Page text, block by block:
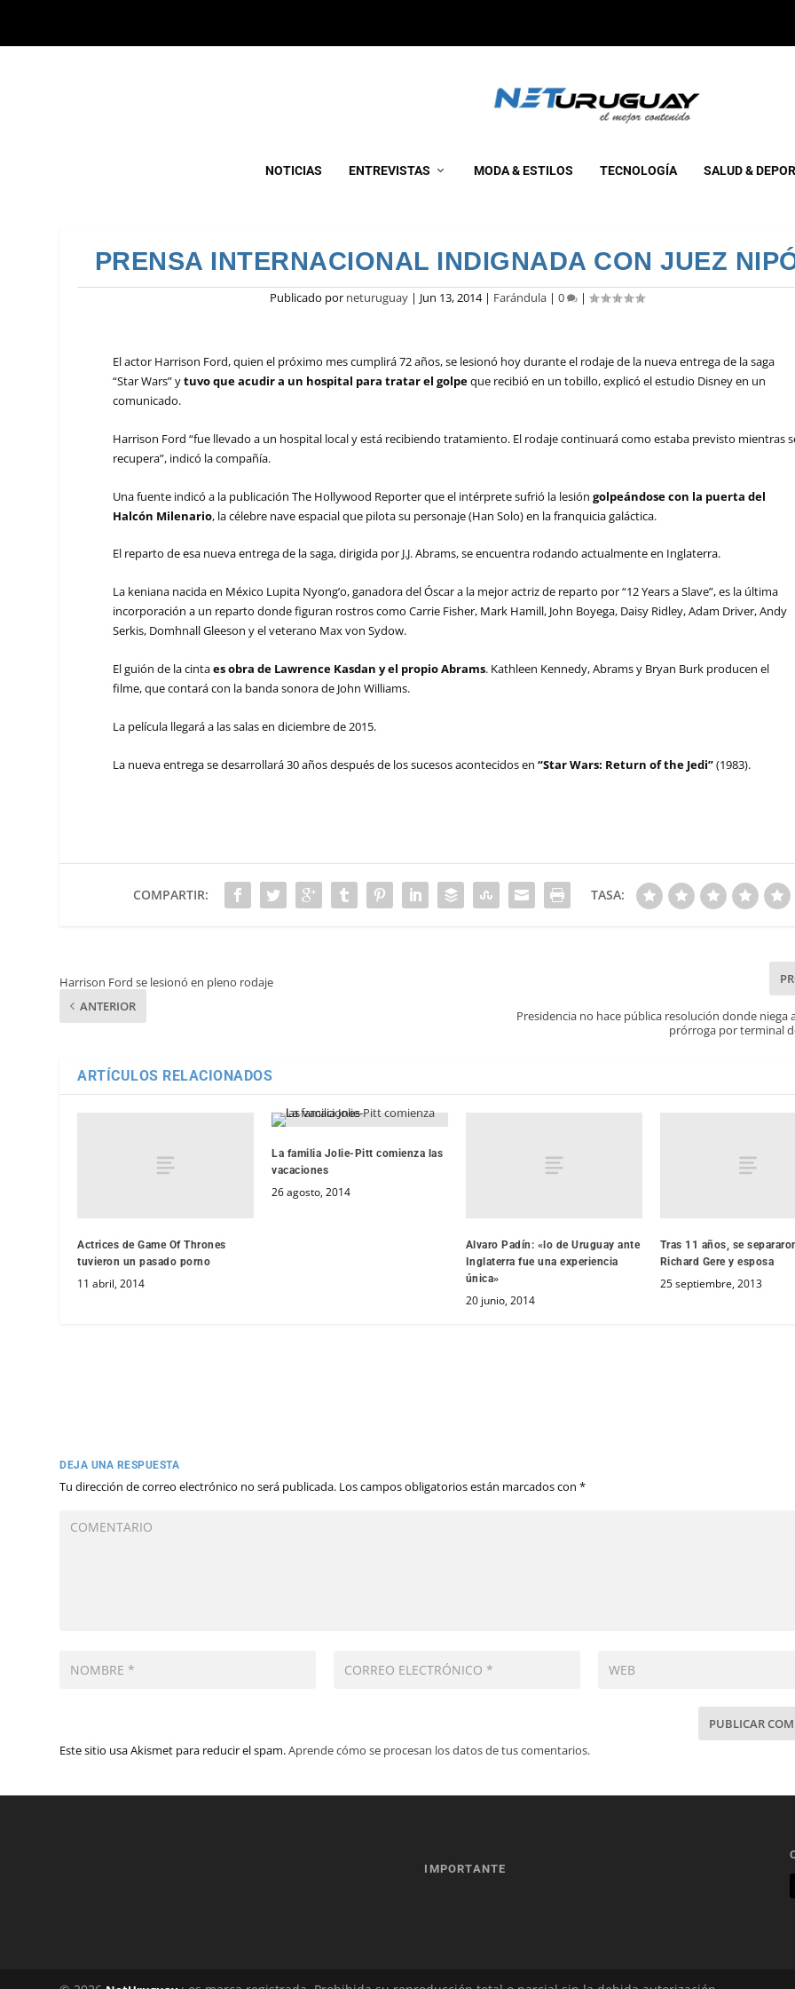
NOTICIAS ENTREVISTAS MODA & ESTILOS TECNOLOGÍA SALUD &
PRENSA INTERNACIONAL INDIGNADA CON JUEZ
Publicado por neturuguay| Jun 13, 2014| Farándula| 0 |
El actor Harrison Ford, quien el próximo mes cumplirá 72 años, se lesionó hoy durante el rodaje de la nueva entrega de la saga
“Star Wars” ytuvo que acudir a un hospital para tratar el golpeque recibió en un tobillo, explicó el estudio Disney en un
comunicado.
Harrison Ford “fue llevado a un hospital local y está recibiendo tratamiento. El rodaje continuará como estaba previsto mientras
recupera”, indicó la compañía.
Una fuente indicó a la publicación The Hollywood Reporter que el intérprete sufrió la lesióngolpeándose con la puerta del
Halcón Milenario, la célebre nave espacial que pilota su personaje (Han Solo) en la franquicia galáctica.
El reparto de esa nueva entrega de la saga, dirigida por J.J. Abrams, se encuentra rodando actualmente en Inglaterra.
La keniana nacida en México Lupita Nyong’o, ganadora del Óscar a la mejor actriz de reparto por “12 Years a Slave”, es la última
incorporación a un reparto donde figuran rostros como Carrie Fisher, Mark Hamill, John Boyega, Daisy Ridley, Adam Driver, Andy
Serkis, Domhnall Gleeson y el veterano Max von Sydow.
El guión de la cintaes obra de Lawrence Kasdan y el propio Abrams. Kathleen Kennedy, Abrams y Bryan Burk producen el
filme, que contará con la banda sonora de John Williams.
La película llegará a las salas en diciembre de 2015.
La nueva entrega se desarrollará 30 años después de los sucesos acontecidos en“Star Wars: Return of the Jedi”(1983).
COMPARTIR: TASA:
Harrison Ford se lesionó en pleno rodaje
ANTERIOR
Presidencia no hace pública resolución donde niega
prórroga por terminal
ARTÍCULOS RELACIONADOS
Actrices de Game Of Thrones
tuvieron un pasado porno
11 abril, 2014
La familia Jolie-Pitt comienza las
vacaciones
26 agosto, 2014
Alvaro Padín: «lo de Uruguay ante
Inglaterra fue una experiencia
única»
20 junio, 2014
Tras 11 años, se
Richard Gere y esposa
25 septiembre, 2013
DEJA UNA RESPUESTA
Tu dirección de correo electrónico no será publicada. Los campos obligatorios están marcados con*
Este sitio usa Akismet para reducir el spam.Aprende cómo se procesan los datos de tus comentarios.
IMPORTANTE